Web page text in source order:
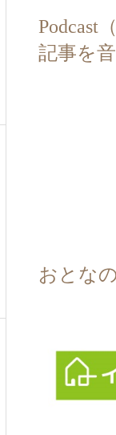
Podcast
記事を
おとな